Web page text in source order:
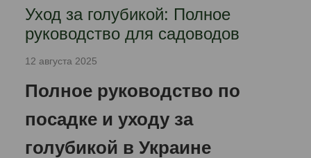
Уход за голубикой: Полное
руководство для садоводов
12 августа 2025
Полное руководство по
посадке и уходу за
голубикой в Украине